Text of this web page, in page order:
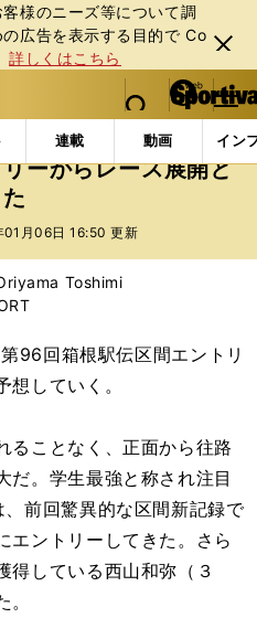
様のニーズ等について調
広告を表⽰する⽬的で Co
詳しくはこちら
閉じ
る
web Sportiva (webスポルティーバ)
検索
マイペ
ー
ジ
メニュ
連載 動画 イン
陸上 箱根駅伝の区間エント
ーからレース展開と
01月06日 16:50 更新
Toshimi
96回箱根駅伝区間エントリ
していく。
ことなく、正面から往路
だ。学生最強と称され注目
前回驚異的な区間新記録で
エントリーしてきた。さら
得している西山和弥（３